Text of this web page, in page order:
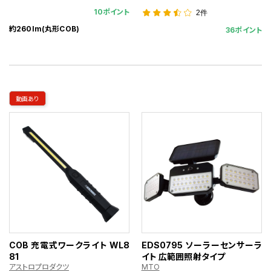
10ポイント
約260lm(丸形COB)
2件
36ポイント
動画あり
COB 充電式ワークライト WL8
81
アストロプロダクツ
EDS0795 ソーラーセンサーラ
イト 広範囲照射タイプ
MTO